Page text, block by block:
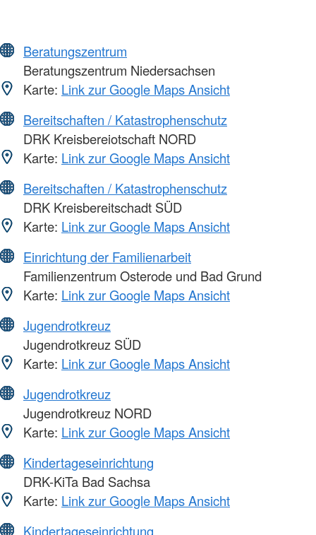
Beratungszentrum
Beratungszentrum Niedersachsen
Karte: Link zur Google Maps Ansicht
Bereitschaften / Katastrophenschutz
DRK Kreisbereiotschaft NORD
Karte: Link zur Google Maps Ansicht
Bereitschaften / Katastrophenschutz
DRK Kreisbereitschadt SÜD
Karte: Link zur Google Maps Ansicht
Einrichtung der Familienarbeit
Familienzentrum Osterode und Bad Grund
Karte: Link zur Google Maps Ansicht
Jugendrotkreuz
Jugendrotkreuz SÜD
Karte: Link zur Google Maps Ansicht
Jugendrotkreuz
Jugendrotkreuz NORD
Karte: Link zur Google Maps Ansicht
Kindertageseinrichtung
DRK-KiTa Bad Sachsa
Karte: Link zur Google Maps Ansicht
Kindertageseinrichtung